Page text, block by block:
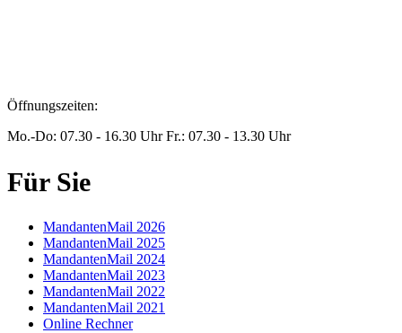
Öffnungszeiten:
Mo.-Do: 07.30 - 16.30 Uhr Fr.: 07.30 - 13.30 Uhr
Für Sie
MandantenMail 2026
MandantenMail 2025
MandantenMail 2024
MandantenMail 2023
MandantenMail 2022
MandantenMail 2021
Online Rechner